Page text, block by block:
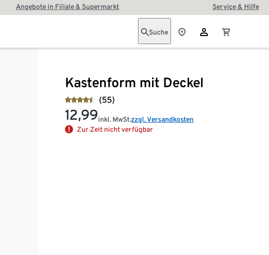
Angebote in Filiale & Supermarkt Service & Hilfe
Suche
Kastenform mit Deckel
(55)
12,99inkl. MwSt.zzgl. Versandkosten
Zur Zeit nicht verfügbar